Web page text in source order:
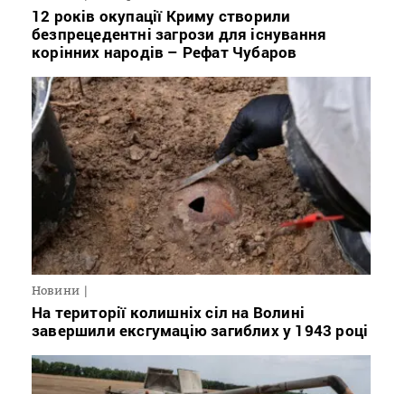
12 років окупації Криму створили
безпрецедентні загрози для існування
корінних народів – Рефат Чубаров
Новини
На території колишніх сіл на Волині
завершили ексгумацію загиблих у 1943 році